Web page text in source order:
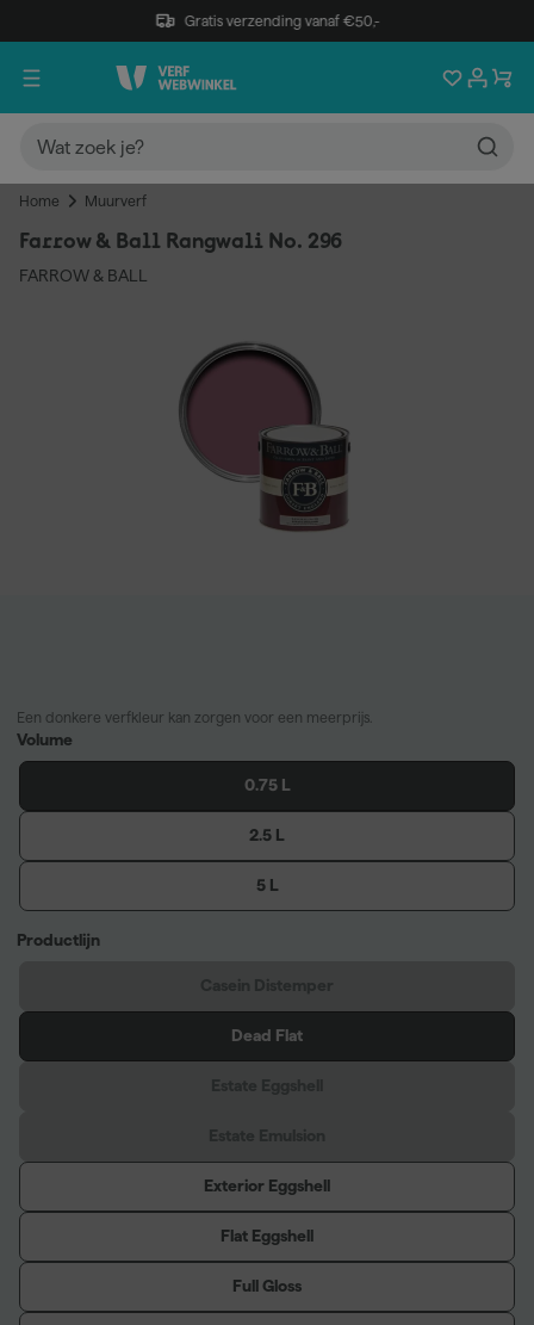
Gratis verzending vanaf €50,-
Home Muurverf
Farrow & Ball Rangwali No. 296
FARROW & BALL
Een donkere verfkleur kan zorgen voor een meerprijs.
Volume
0.75 L
2.5 L
5 L
Productlijn
Dead Flat
Exterior Eggshell
Flat Eggshell
Full Gloss